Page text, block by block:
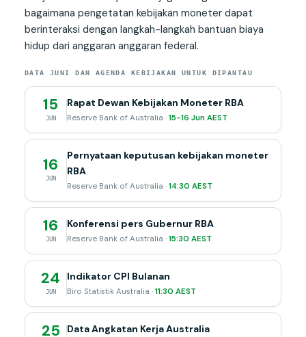
bagaimana pengetatan kebijakan moneter dapat
berinteraksi dengan langkah-langkah bantuan biaya
hidup dari anggaran anggaran federal.
DATA JUNI DAN AGENDA KEBIJAKAN UNTUK DIPANTAU
15
JUN
Rapat Dewan Kebijakan Moneter RBA
Reserve Bank of Australia · 15-16 Jun AEST
16
JUN
Pernyataan keputusan kebijakan moneter
RBA
Reserve Bank of Australia · 14:30 AEST
16
JUN
Konferensi pers Gubernur RBA
Reserve Bank of Australia · 15:30 AEST
24
JUN
Indikator CPI Bulanan
Biro Statistik Australia · 11:30 AEST
25 Data Angkatan Kerja Australia